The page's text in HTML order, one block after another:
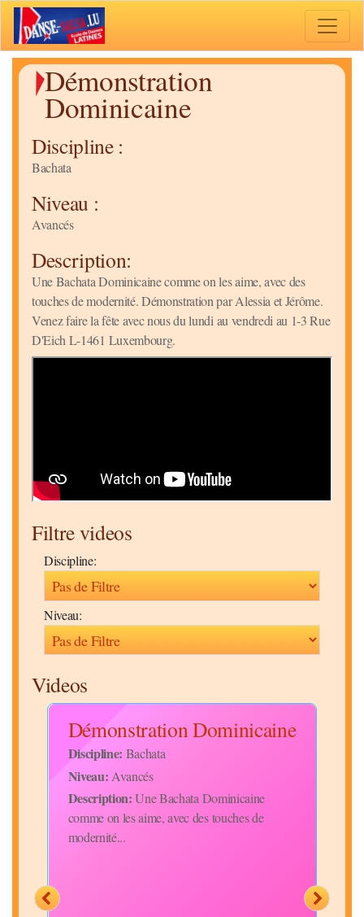
Démonstration
Dominicaine
Discipline :
Bachata
Niveau :
Avancés
Description:
Une Bachata Dominicaine comme on les aime, avec des
touches de modernité. Démonstration par Alessia et Jérôme.
Venez faire la fête avec nous du lundi au vendredi au 1-3 Rue
D'Eich L-1461 Luxembourg.
Filtre videos
Discipline:
Niveau:
Videos
Démonstration Dominicaine
Discipline: Bachata
Niveau: Avancés
Description:Une Bachata Dominicaine
comme on les aime, avec des touches de
modernité...